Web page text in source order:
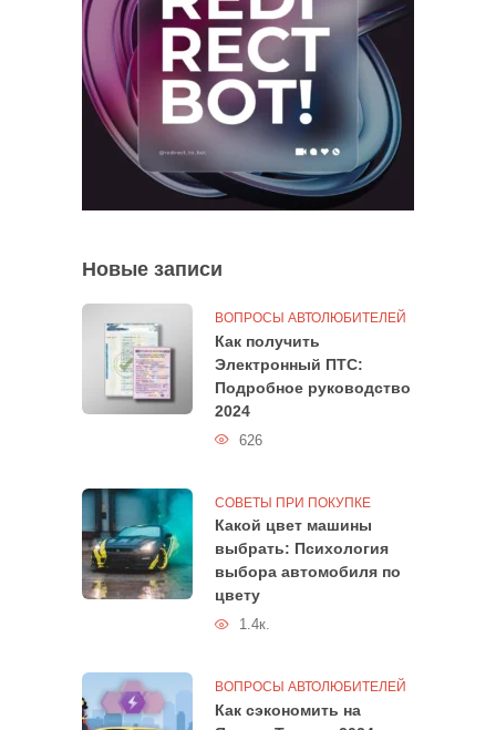
Новые записи
ВОПРОСЫ АВТОЛЮБИТЕЛЕЙ
Как получить
Электронный ПТС:
Подробное руководство
2024
626
СОВЕТЫ ПРИ ПОКУПКЕ
Какой цвет машины
выбрать: Психология
выбора автомобиля по
цвету
1.4к.
ВОПРОСЫ АВТОЛЮБИТЕЛЕЙ
Как сэкономить на